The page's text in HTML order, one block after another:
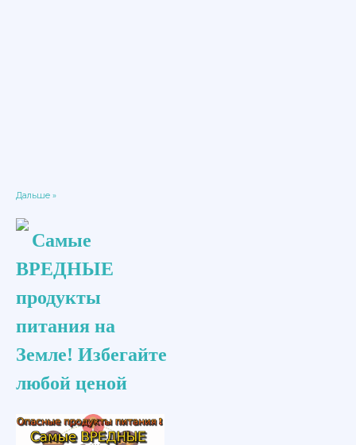
Дальше »
Самые
ВРЕДНЫЕ
продукты
питания на
Земле! Избегайте
любой ценой